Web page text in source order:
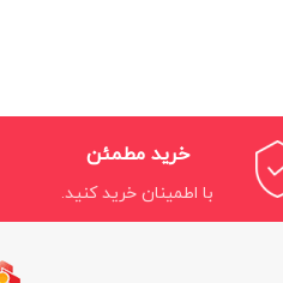
خرید مطمئن
با اطمینان خرید کنید.